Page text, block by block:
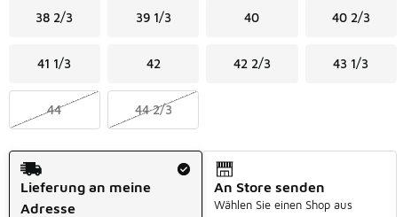
38 2/3 39 1/3 40 40 2/3
41 1/3 42 42 2/3 43 1/3
44 44 2/3
Versandart
Lieferung an meine
Adresse
An Store senden
Wählen Sie einen Shop aus